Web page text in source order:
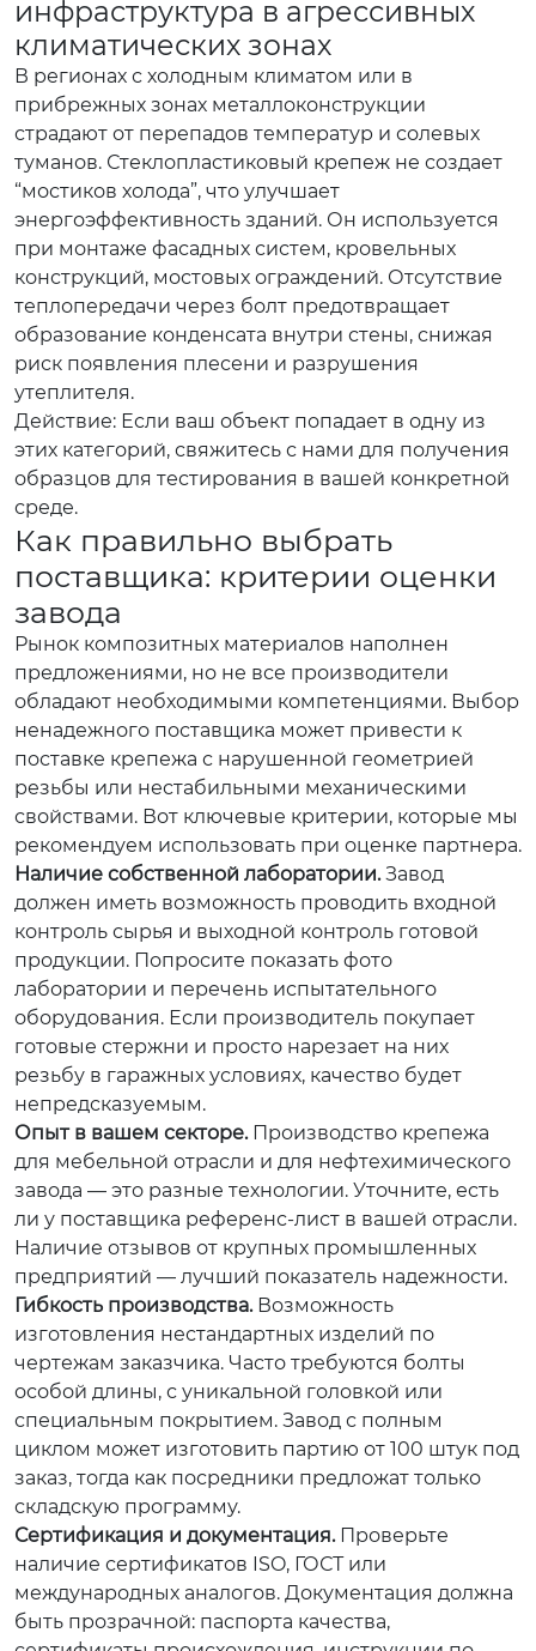
инфраструктура в агрессивных
климатических зонах
В регионах с холодным климатом или в
прибрежных зонах металлоконструкции
страдают от перепадов температур и солевых
туманов. Стеклопластиковый крепеж не создает
“мостиков холода”, что улучшает
энергоэффективность зданий. Он используется
при монтаже фасадных систем, кровельных
конструкций, мостовых ограждений. Отсутствие
теплопередачи через болт предотвращает
образование конденсата внутри стены, снижая
риск появления плесени и разрушения
утеплителя.
Действие: Если ваш объект попадает в одну из
этих категорий, свяжитесь с нами для получения
образцов для тестирования в вашей конкретной
среде.
Как правильно выбрать
поставщика: критерии оценки
завода
Рынок композитных материалов наполнен
предложениями, но не все производители
обладают необходимыми компетенциями. Выбор
ненадежного поставщика может привести к
поставке крепежа с нарушенной геометрией
резьбы или нестабильными механическими
свойствами. Вот ключевые критерии, которые мы
рекомендуем использовать при оценке партнера.
Наличие собственной лаборатории.Завод
должен иметь возможность проводить входной
контроль сырья и выходной контроль готовой
продукции. Попросите показать фото
лаборатории и перечень испытательного
оборудования. Если производитель покупает
готовые стержни и просто нарезает на них
резьбу в гаражных условиях, качество будет
непредсказуемым.
Опыт в вашем секторе.Производство крепежа
для мебельной отрасли и для нефтехимического
завода — это разные технологии. Уточните, есть
ли у поставщика референс-лист в вашей отрасли.
Наличие отзывов от крупных промышленных
предприятий — лучший показатель надежности.
Гибкость производства.Возможность
изготовления нестандартных изделий по
чертежам заказчика. Часто требуются болты
особой длины, с уникальной головкой или
специальным покрытием. Завод с полным
циклом может изготовить партию от 100 штук под
заказ, тогда как посредники предложат только
складскую программу.
Сертификация и документация.Проверьте
наличие сертификатов ISO, ГОСТ или
международных аналогов. Документация должна
быть прозрачной: паспорта качества,